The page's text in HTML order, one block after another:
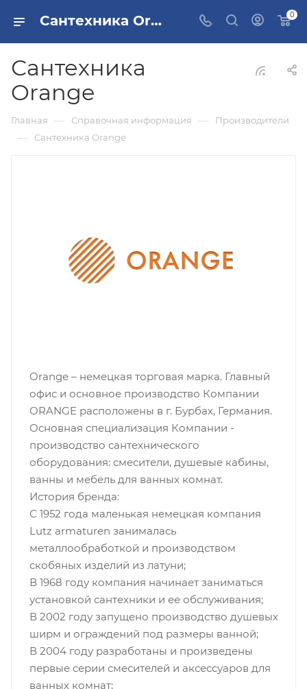
Сантехника Orange 0
Сантехника
Orange
Главная — Справочная информация — Производители
— Сантехника Orange
Orange – немецкая торговая марка. Главный
офис и основное производство Компании
ORANGE расположены в г. Бурбах, Германия.
Основная специализация Компании -
производство сантехнического
оборудования: смесители, душевые кабины,
ванны и мебель для ванных комнат.
История бренда:
С 1952 года маленькая немецкая компания
Lutz armaturen занималась
металлообработкой и производством
скобяных изделий из латуни;
В 1968 году компания начинает заниматься
установкой сантехники и ее обслуживания;
В 2002 году запущено производство душевых
ширм и ограждений под размеры ванной;
В 2004 году разработаны и произведены
первые серии смесителей и аксессуаров для
ванных комнат;